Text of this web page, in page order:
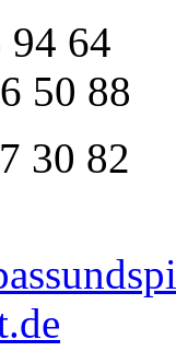
94 64
50 88
30 82